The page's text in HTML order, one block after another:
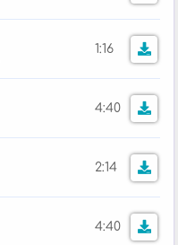
1:16
4:40
2:14
4:40